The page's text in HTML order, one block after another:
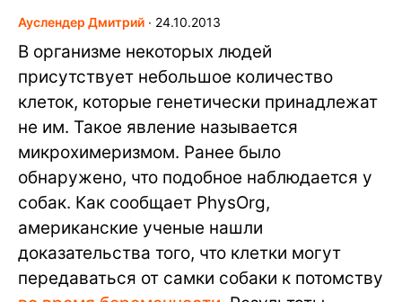
Ауслендер Дмитрий ∙ 24.10.2013
В организме некоторых людей
присутствует небольшое количество
клеток, которые генетически принадлежат
не им. Такое явление называется
микрохимеризмом. Ранее было
обнаружено, что подобное наблюдается у
собак. Как сообщает PhysOrg,
американские ученые нашли
доказательства того, что клетки могут
передаваться от самки собаки к потомству